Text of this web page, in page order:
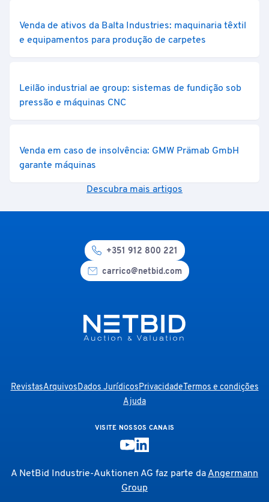
Venda de ativos da Balta Industries: maquinaria têxtil
e equipamentos para produção de carpetes
Leilão industrial ae group: sistemas de fundição sob
pressão e máquinas CNC
Venda em caso de insolvência: GMW Prämab GmbH
garante máquinas
Descubra mais artigos
+351 912 800 221
carrico@netbid.com
RevistasArquivosDados JurídicosPrivacidadeTermos e condições
Ajuda
VISITE NOSSOS CANAIS
A NetBid Industrie-Auktionen AG faz parte daAngermann
Group